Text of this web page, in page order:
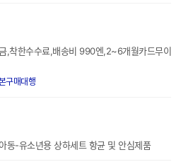
,착한수수료,배송비 990엔,2~6개월카드무이